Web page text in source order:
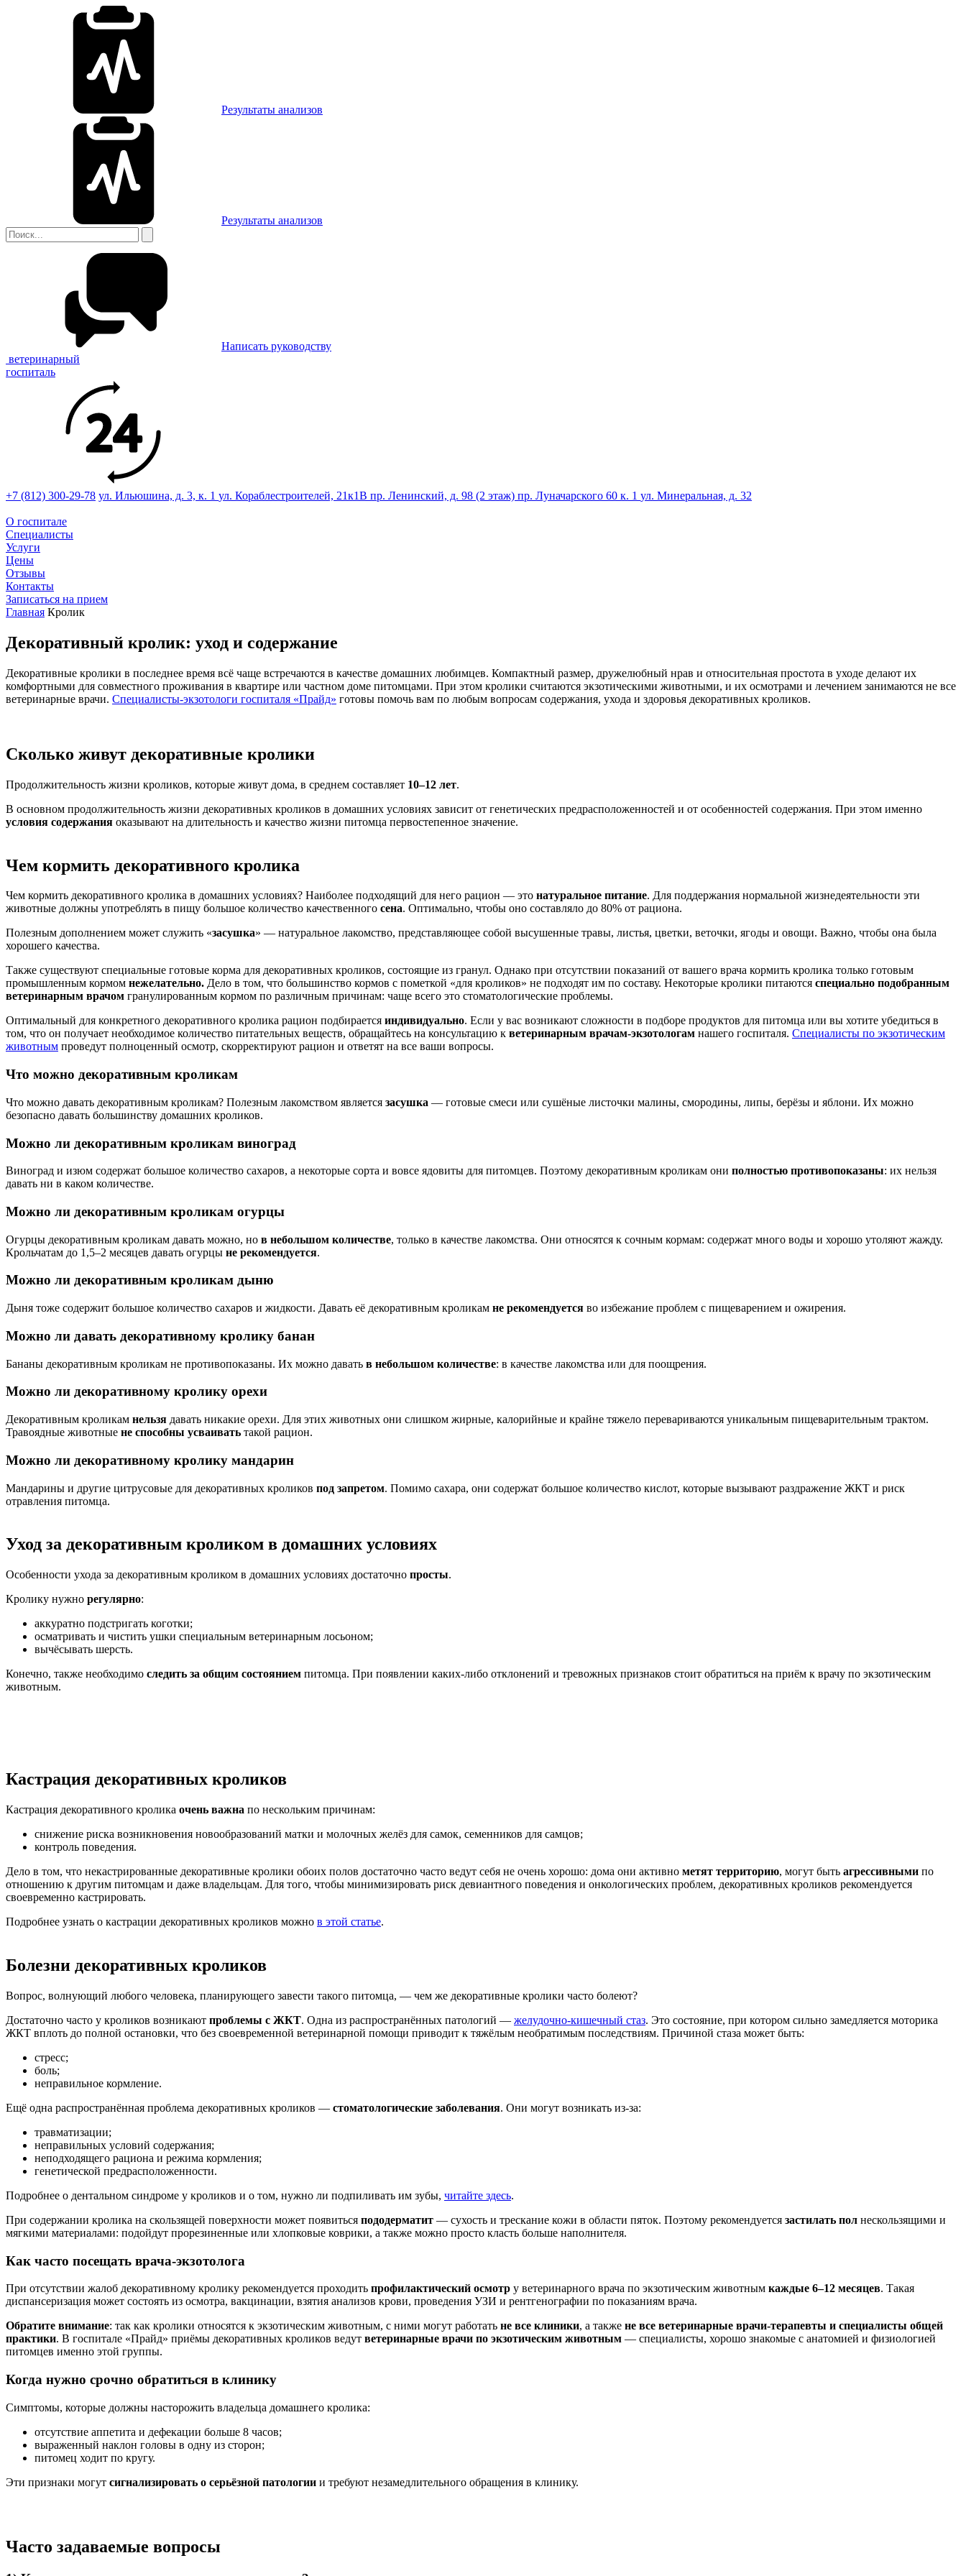
Результаты анализов
Результаты анализов
Написать руководству
ветеринарный
госпиталь
+7 (812) 300-29-78 ул. Ильюшина, д. 3, к. 1 ул. Кораблестроителей, 21к1В пр. Ленинский, д. 98 (2 этаж) пр. Луначарского 60 к. 1 ул. Минеральная, д. 32
О госпитале
Специалисты
Услуги
Цены
Отзывы
Контакты
Записаться на прием
Главная Кролик
Декоративный кролик: уход и содержание
Декоративные кролики в последнее время всё чаще встречаются в качестве домашних любимцев. Компактный размер, дружелюбный нрав и относительная простота в уходе делают их
комфортными для совместного проживания в квартире или частном доме питомцами. При этом кролики считаются экзотическими животными, и их осмотрами и лечением занимаются не все
ветеринарные врачи. Специалисты-экзотологи госпиталя «Прайд» готовы помочь вам по любым вопросам содержания, ухода и здоровья декоративных кроликов.
Сколько живут декоративные кролики
Продолжительность жизни кроликов, которые живут дома, в среднем составляет 10–12 лет.
В основном продолжительность жизни декоративных кроликов в домашних условиях зависит от генетических предрасположенностей и от особенностей содержания. При этом именно
условия содержания оказывают на длительность и качество жизни питомца первостепенное значение.
Чем кормить декоративного кролика
Чем кормить декоративного кролика в домашних условиях? Наиболее подходящий для него рацион — это натуральное питание. Для поддержания нормальной жизнедеятельности эти
животные должны употреблять в пищу большое количество качественного сена. Оптимально, чтобы оно составляло до 80% от рациона.
Полезным дополнением может служить «засушка» — натуральное лакомство, представляющее собой высушенные травы, листья, цветки, веточки, ягоды и овощи. Важно, чтобы она была
хорошего качества.
Также существуют специальные готовые корма для декоративных кроликов, состоящие из гранул. Однако при отсутствии показаний от вашего врача кормить кролика только готовым
промышленным кормом нежелательно. Дело в том, что большинство кормов с пометкой «для кроликов» не подходят им по составу. Некоторые кролики питаются специально подобранным
ветеринарным врачом гранулированным кормом по различным причинам: чаще всего это стоматологические проблемы.
Оптимальный для конкретного декоративного кролика рацион подбирается индивидуально. Если у вас возникают сложности в подборе продуктов для питомца или вы хотите убедиться в
том, что он получает необходимое количество питательных веществ, обращайтесь на консультацию к ветеринарным врачам-экзотологам нашего госпиталя. Специалисты по экзотическим
животным проведут полноценный осмотр, скорректируют рацион и ответят на все ваши вопросы.
Что можно декоративным кроликам
Что можно давать декоративным кроликам? Полезным лакомством является засушка — готовые смеси или сушёные листочки малины, смородины, липы, берёзы и яблони. Их можно
безопасно давать большинству домашних кроликов.
Можно ли декоративным кроликам виноград
Виноград и изюм содержат большое количество сахаров, а некоторые сорта и вовсе ядовиты для питомцев. Поэтому декоративным кроликам они полностью противопоказаны: их нельзя
давать ни в каком количестве.
Можно ли декоративным кроликам огурцы
Огурцы декоративным кроликам давать можно, но в небольшом количестве, только в качестве лакомства. Они относятся к сочным кормам: содержат много воды и хорошо утоляют жажду.
Крольчатам до 1,5–2 месяцев давать огурцы не рекомендуется.
Можно ли декоративным кроликам дыню
Дыня тоже содержит большое количество сахаров и жидкости. Давать её декоративным кроликам не рекомендуется во избежание проблем с пищеварением и ожирения.
Можно ли давать декоративному кролику банан
Бананы декоративным кроликам не противопоказаны. Их можно давать в небольшом количестве: в качестве лакомства или для поощрения.
Можно ли декоративному кролику орехи
Декоративным кроликам нельзя давать никакие орехи. Для этих животных они слишком жирные, калорийные и крайне тяжело перевариваются уникальным пищеварительным трактом.
Травоядные животные не способны усваивать такой рацион.
Можно ли декоративному кролику мандарин
Мандарины и другие цитрусовые для декоративных кроликов под запретом. Помимо сахара, они содержат большое количество кислот, которые вызывают раздражение ЖКТ и риск
отравления питомца.
Уход за декоративным кроликом в домашних условиях
Особенности ухода за декоративным кроликом в домашних условиях достаточно просты.
Кролику нужно регулярно:
аккуратно подстригать коготки;
осматривать и чистить ушки специальным ветеринарным лосьоном;
вычёсывать шерсть.
Конечно, также необходимо следить за общим состоянием питомца. При появлении каких-либо отклонений и тревожных признаков стоит обратиться на приём к врачу по экзотическим
животным.
Кастрация декоративных кроликов
Кастрация декоративного кролика очень важна по нескольким причинам:
снижение риска возникновения новообразований матки и молочных желёз для самок, семенников для самцов;
контроль поведения.
Дело в том, что некастрированные декоративные кролики обоих полов достаточно часто ведут себя не очень хорошо: дома они активно метят территорию, могут быть агрессивными по
отношению к другим питомцам и даже владельцам. Для того, чтобы минимизировать риск девиантного поведения и онкологических проблем, декоративных кроликов рекомендуется
своевременно кастрировать.
Подробнее узнать о кастрации декоративных кроликов можно в этой статье.
Болезни декоративных кроликов
Вопрос, волнующий любого человека, планирующего завести такого питомца, — чем же декоративные кролики часто болеют?
Достаточно часто у кроликов возникают проблемы с ЖКТ. Одна из распространённых патологий — желудочно-кишечный стаз. Это состояние, при котором сильно замедляется моторика
ЖКТ вплоть до полной остановки, что без своевременной ветеринарной помощи приводит к тяжёлым необратимым последствиям. Причиной стаза может быть:
стресс;
боль;
неправильное кормление.
Ещё одна распространённая проблема декоративных кроликов — стоматологические заболевания. Они могут возникать из-за:
травматизации;
неправильных условий содержания;
неподходящего рациона и режима кормления;
генетической предрасположенности.
Подробнее о дентальном синдроме у кроликов и о том, нужно ли подпиливать им зубы, читайте здесь.
При содержании кролика на скользящей поверхности может появиться пододерматит — сухость и трескание кожи в области пяток. Поэтому рекомендуется застилать пол нескользящими и
мягкими материалами: подойдут прорезиненные или хлопковые коврики, а также можно просто класть больше наполнителя.
Как часто посещать врача-экзотолога
При отсутствии жалоб декоративному кролику рекомендуется проходить профилактический осмотр у ветеринарного врача по экзотическим животным каждые 6–12 месяцев. Такая
диспансеризация может состоять из осмотра, вакцинации, взятия анализов крови, проведения УЗИ и рентгенографии по показаниям врача.
Обратите внимание: так как кролики относятся к экзотическим животным, с ними могут работать не все клиники, а также не все ветеринарные врачи-терапевты и специалисты общей
практики. В госпитале «Прайд» приёмы декоративных кроликов ведут ветеринарные врачи по экзотическим животным — специалисты, хорошо знакомые с анатомией и физиологией
питомцев именно этой группы.
Когда нужно срочно обратиться в клинику
Симптомы, которые должны насторожить владельца домашнего кролика:
отсутствие аппетита и дефекации больше 8 часов;
выраженный наклон головы в одну из сторон;
питомец ходит по кругу.
Эти признаки могут сигнализировать о серьёзной патологии и требуют незамедлительного обращения в клинику.
Часто задаваемые вопросы